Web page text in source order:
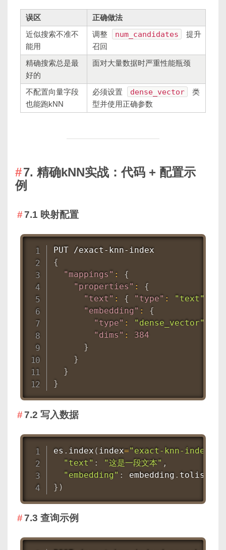
误区
正确做法
近似搜索不准不
能用
调整 num_candidates
提升
召回
精确搜索总是最
好的
面对大量数据时严重性能瓶颈
不配置向量字段
也能跑kNN
必须设置 dense_vector
类
型并使用正确参数
7. 精确kNN实战：代码 + 配置示
例
7.1 映射配置
{
"mappings" :
{
"properties" :
{
"text" : { "type" : "text"
"embedding" :
{
"type" : "dense_vector"
"dims" :
384
}
}
}
}
7.2 写入数据
es . index ( index="exact-knn-index"
"text" : "这是一段文本" ,
"embedding" : embedding . tolist
} )
7.3 查询示例